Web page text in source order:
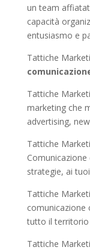
un team
capacità
entusiasmo e
Tattiche
Tattiche
marketing che
advertising,
Tattiche
strategie, ai
Tattiche
comunicazione
tutto il territorio
Tattiche